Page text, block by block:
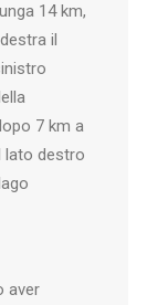
14 km,
il
7 km a
lato destro
aver